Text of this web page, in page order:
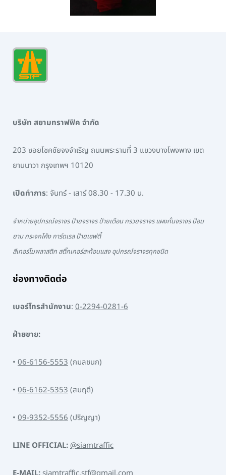
บริษัท สยามทราฟฟิค จำกัด
203 ซอยโชคชัยจงจำเริญ ถนนพระรามที่ 3 แขวงบางโพงพาง เขต
ยานนาวา กรุงเทพฯ 10120
เปิดทำการ: จันทร์ - เสาร์ 08.30 - 17.30 น.
จำหน่ายอุปกรณ์จราจร ป้ายจราจร ป้ายเตือน กรวยจราจร แผงกั้นจราจร ป้อม
ยาม กระจกโค้ง การ์ดเรล ป้ายเซฟตี้
สีเทอร์โมพลาสติก สติ๊กเกอร์สะท้อนแสง อุปกรณ์จราจรทุกชนิด
ช่องทางติดต่อ
เบอร์โทรสำนักงาน: 0-2294-0281-6
ฝ่ายขาย:
• 06-6156-5553(กมลชนก)
• 06-6162-5353(สมฤดี)
• 09-9352-5556(ปริญญา)
LINE OFFICIAL:@siamtraffic